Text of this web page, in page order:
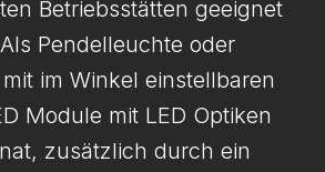
Betriebsstätten geeignet
Pendelleuchte oder
im Winkel einstellbaren
Module mit LED Optiken
zusätzlich durch ein